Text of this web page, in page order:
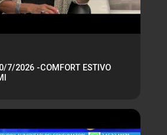
7/2026 -COMFORT ESTIVO